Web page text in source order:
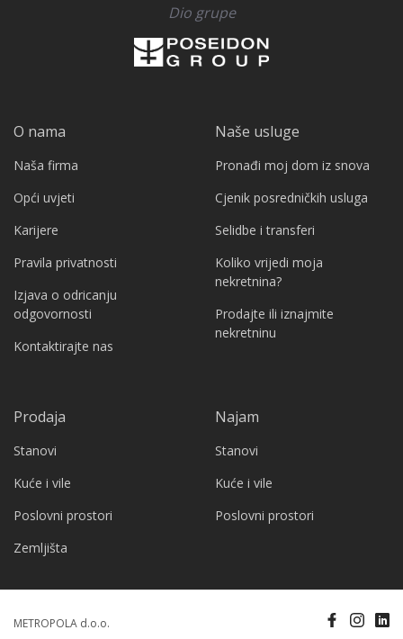
Dio grupe
O nama
Naša firma
Opći uvjeti
Karijere
Pravila privatnosti
Izjava o odricanju
odgovornosti
Kontaktirajte nas
Naše usluge
Pronađi moj dom iz snova
Cjenik posredničkih usluga
Selidbe i transferi
Koliko vrijedi moja
nekretnina?
Prodajte ili iznajmite
nekretninu
Prodaja
Stanovi
Kuće i vile
Poslovni prostori
Zemljišta
Najam
Stanovi
Kuće i vile
Poslovni prostori
METROPOLA d.o.o.